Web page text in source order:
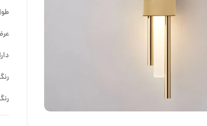
طول
عرض